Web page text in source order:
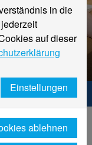
Dein Weg.
in die
auf dieser
Einstellungen
ablehnen